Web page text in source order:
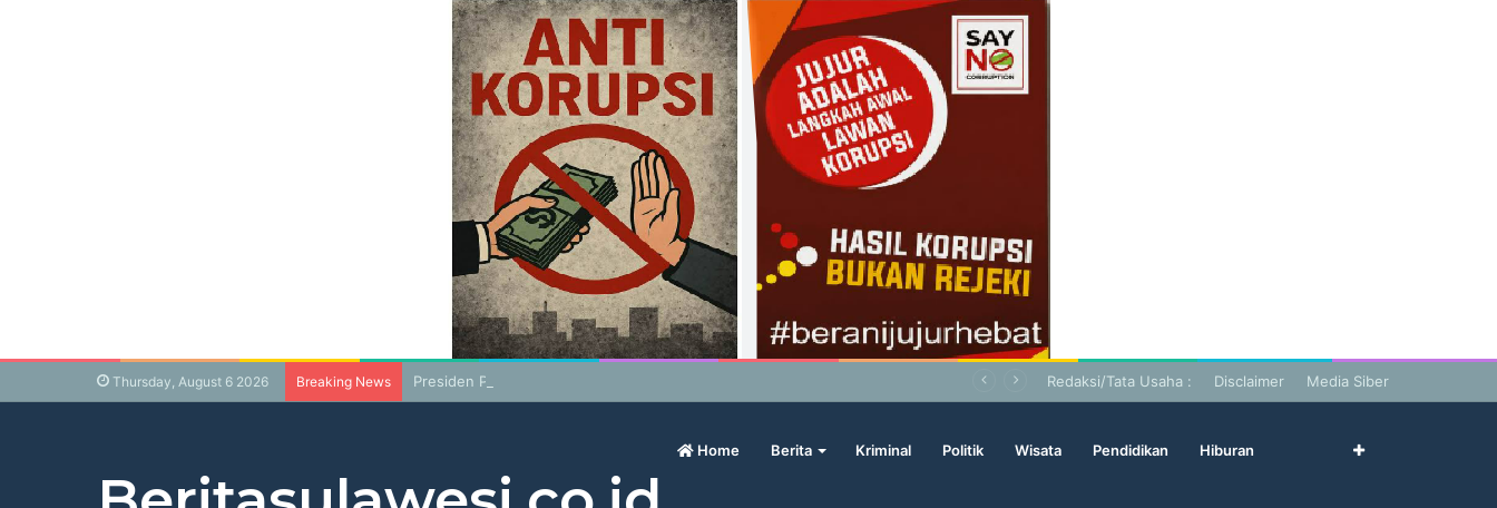
Thursday, August 6 2026 Breaking News Presiden Prabowo Geram Sama Pengamat, Menilai Harga Beras Terlalu Mahal Redaksi/Tata Usaha : Disclaimer Media Siber
Home Berita Kriminal Politik Wisata Pendidikan Hiburan